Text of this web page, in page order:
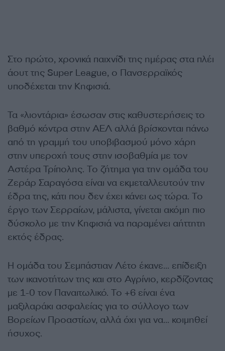
Στο πρώτο, χρονικά παιχνίδι της ημέρας στα πλέι
άουτ της Super League, ο Πανσερραϊκός
υποδέχεται την Κηφισιά.
Τα «λιοντάρια» έσωσαν στις καθυστερήσεις το
βαθμό κόντρα στην ΑΕΛ αλλά βρίσκονται πάνω
από τη γραμμή του υποβιβασμού μόνο χάρη
στην υπεροχή τους στην ισοβαθμία με τον
Αστέρα Τρίπολης. Το ζήτημα για την ομάδα του
Ζεράρ Σαραγόσα είναι να εκμεταλλευτούν την
έδρα της, κάτι που δεν έχει κάνει ως τώρα. Το
έργο των Σερραίων, μάλιστα, γίνεται ακόμη πιο
δύσκολο με την Κηφισιά να παραμένει αήττητη
εκτός έδρας.
Η ομάδα του Σεμπάστιαν Λέτο έκανε… επίδειξη
των ικανοτήτων της και στο Αγρίνιο, κερδίζοντας
με 1-0 τον Παναιτωλικό. Το +6 είναι ένα
μαξιλαράκι ασφαλείας για το σύλλογο των
Βορείων Προαστίων, αλλά όχι για να… κοιμηθεί
ήσυχος.